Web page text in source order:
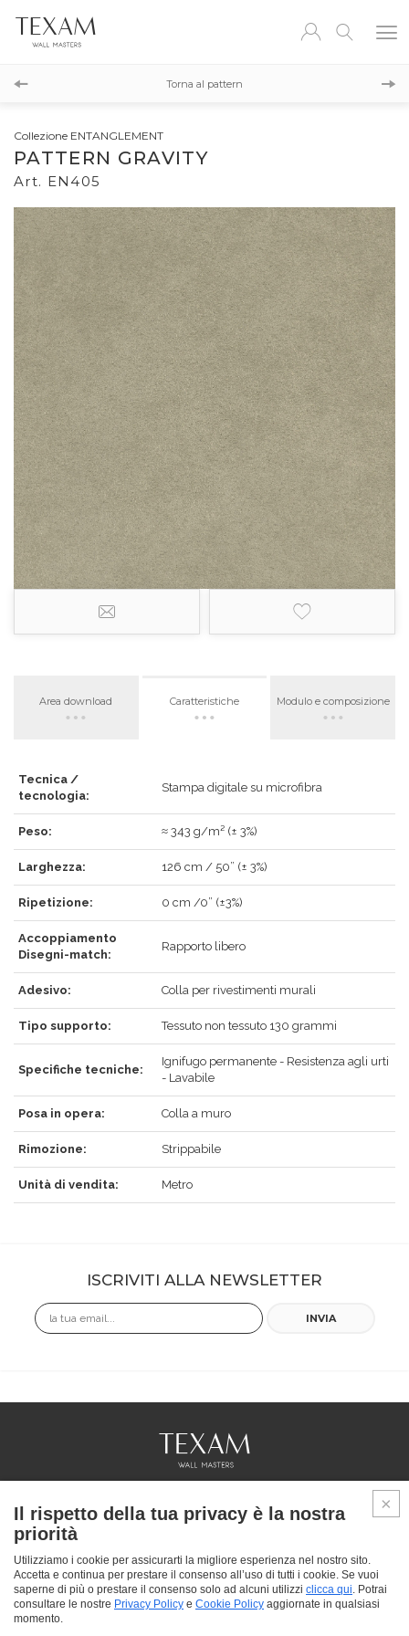
Torna al pattern
Collezione ENTANGLEMENT
PATTERN GRAVITY
Art. EN405
Area download Caratteristiche Modulo e composizione
Tecnica /
tecnologia:
Stampa digitale su microfibra
Peso: ≈ 343 g/m² (± 3%)
Larghezza: 126 cm / 50” (± 3%)
Ripetizione: 0 cm /0” (±3%)
Accoppiamento
Disegni-match:
Rapporto libero
Adesivo: Colla per rivestimenti murali
Tipo supporto: Tessuto non tessuto 130 grammi
Specifiche tecniche:
Ignifugo permanente - Resistenza agli urti
- Lavabile
Posa in opera: Colla a muro
Rimozione: Strippabile
Unità di vendita: Metro
ISCRIVITI ALLA NEWSLETTER
Email INVIA
PROFESSIONAL
PUNTI VENDITA
CHI SIAMO
CONTATTACI
ACCEDI
Hai dimenticato la password?
ACCEDI
RECUPERA
REGISTRATI
Il rispetto della tua privacy è la nostra
priorità
Utilizziamo i cookie per assicurarti la migliore esperienza nel nostro sito.
Accetta e continua per prestare il consenso all’uso di tutti i cookie. Se vuoi
saperne di più o prestare il consenso solo ad alcuni utilizzi clicca qui. Potrai
consultare le nostre Privacy Policy e Cookie Policy aggiornate in qualsiasi
momento.